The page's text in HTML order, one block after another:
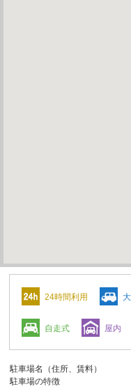
24時間利用
自走式 屋内
駐車場名（住所、賃料）
駐車場の特徴